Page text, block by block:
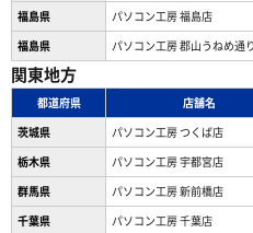
福島県
パソコン工房 福島店
福島県
パソコン工房 郡山うねめ通
関東地方
都道府県 店舗名
茨城県
パソコン工房 つくば店
栃木県
パソコン工房 宇都宮店
群馬県
パソコン工房 新前橋店
千葉県
パソコン工房 千葉店